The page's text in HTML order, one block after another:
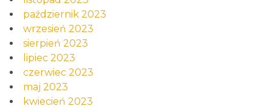
październik 2023
wrzesień 2023
sierpień 2023
lipiec 2023
czerwiec 2023
maj 2023
kwiecień 2023